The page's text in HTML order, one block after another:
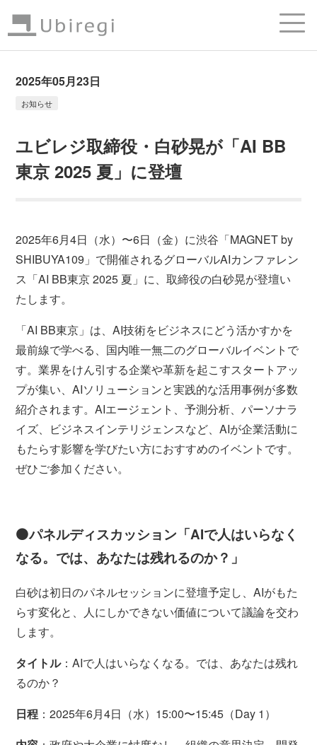
2025年05月23日
お知らせ
ユビレジ取締役・白砂晃が「AI BB
東京 2025 夏」に登壇
2025年6月4日（水）〜6日（金）に渋谷「MAGNET by
SHIBUYA109」で開催されるグローバルAIカンファレン
ス「AI BB東京 2025 夏」に、取締役の白砂晃が登壇い
たします。
「AI BB東京」は、AI技術をビジネスにどう活かすかを
最前線で学べる、国内唯一無二のグローバルイベントで
す。業界をけん引する企業や革新を起こすスタートアッ
プが集い、AIソリューションと実践的な活用事例が多数
紹介されます。AIエージェント、予測分析、パーソナラ
イズ、ビジネスインテリジェンスなど、AIが企業活動に
もたらす影響を学びたい方におすすめのイベントです。
ぜひご参加ください。
⚫パネルディスカッション 「AIで人はいらなく
なる。では、あなたは残れるのか？」
白砂は初日のパネルセッションに登壇予定し、AIがもた
らす変化と、人にしかできない価値について議論を交わ
します。
タイトル：AIで人はいらなくなる。では、あなたは残れ
るのか？
日程 ：2025年6月4日（水）15:00〜15:45（Day 1）